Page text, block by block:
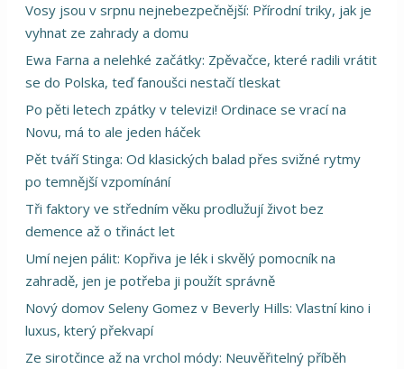
Vosy jsou v srpnu nejnebezpečnější: Přírodní triky, jak je
vyhnat ze zahrady a domu
Ewa Farna a nelehké začátky: Zpěvačce, které radili vrátit
se do Polska, teď fanoušci nestačí tleskat
Po pěti letech zpátky v televizi! Ordinace se vrací na
Novu, má to ale jeden háček
Pět tváří Stinga: Od klasických balad přes svižné rytmy
po temnější vzpomínání
Tři faktory ve středním věku prodlužují život bez
demence až o třináct let
Umí nejen pálit: Kopřiva je lék i skvělý pomocník na
zahradě, jen je potřeba ji použít správně
Nový domov Seleny Gomez v Beverly Hills: Vlastní kino i
luxus, který překvapí
Ze sirotčince až na vrchol módy: Neuvěřitelný příběh